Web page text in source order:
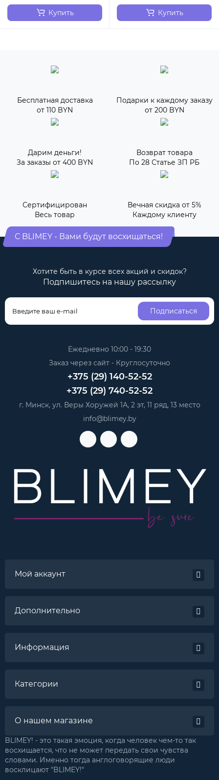
Купить Купить
Бесплатная доставка
от 110 BYN
Подарки к каждому заказу
от 200 BYN
Дарим деньги!
За заказы от 400 BYN
Возврат товара
По 28 Статье ЗП РБ
Сертифицирован
Весь товар
Вечная скидка от 5%
Каждому клиенту
С BLIMEY - Вами будут восхищаться!
Хотите быть в курсе всех акций и скидок?
Подпишитесь на нашу рассылку
Подписаться
Ежедневно 10:00 - 19:30
Заказ через сайт - Круглосуточно
+375 (29) 140-52-52
+375 (29) 740-52-52
г. Минск, ул. Веры Хоружей 1А, 2 эт, 11 ряд, 13 место
info@blimey.by
Мой аккаунт
Дополнительно
Информация
Категории
О нашем магазине
BLIMEY! - это такая эмоция, когда человек чем-то так
восхищается, что не может передать свои чувства
словами. Именно тогда англоговорящие люди
восклицают "BLIMEY!"